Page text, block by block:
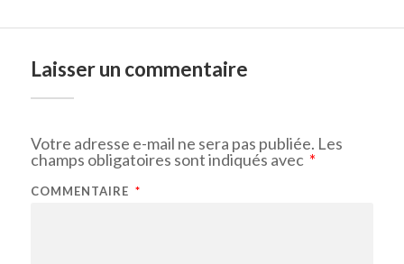
Laisser un commentaire
Votre adresse e-mail ne sera pas publiée. Les
champs obligatoires sont indiqués avec *
COMMENTAIRE *